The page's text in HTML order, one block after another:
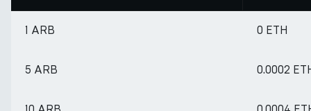
1 ARB 0 ETH
5 ARB 0.0002